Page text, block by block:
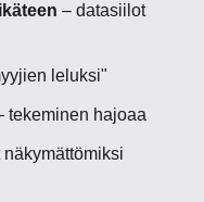
– datasiilot
leluksi"
tekeminen hajoaa